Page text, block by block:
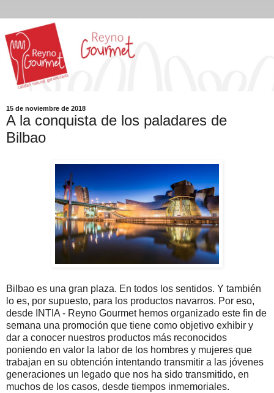
15 de noviembre de 2018
A la conquista de los paladares de
Bilbao
Bilbao es una gran plaza. En todos los sentidos. Y también
lo es, por supuesto, para los productos navarros. Por eso,
desde INTIA - Reyno Gourmet hemos organizado este fin de
semana una promoción que tiene como objetivo exhibir y
dar a conocer nuestros productos más reconocidos
poniendo en valor la labor de los hombres y mujeres que
trabajan en su obtención intentando transmitir a las jóvenes
generaciones un legado que nos ha sido transmitido, en
muchos de los casos, desde tiempos inmemoriales.